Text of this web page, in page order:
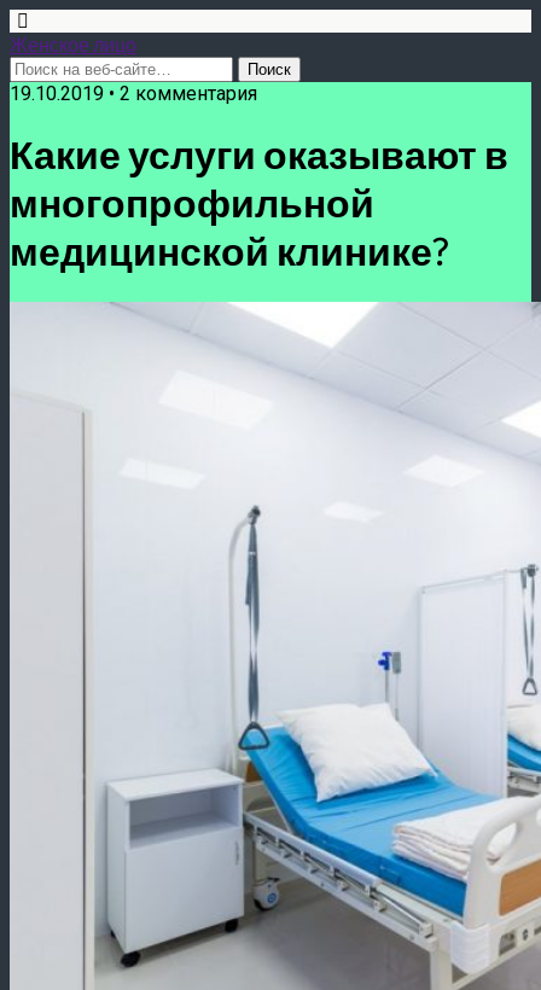
Женское лицо
19.10.2019 • 2 комментария
Какие услуги оказывают в
многопрофильной
медицинской клинике?